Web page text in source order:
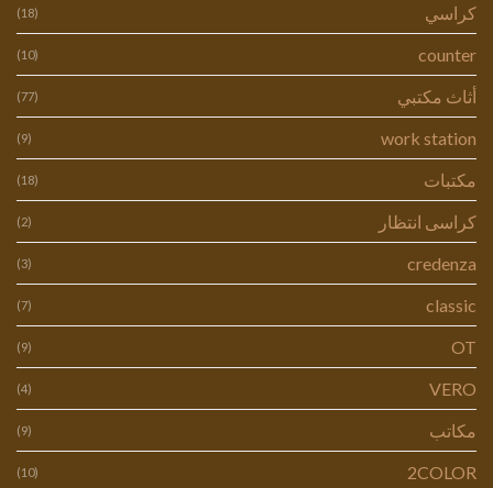
كراسي (18)
counter
(10)
أثاث مكتبي (77)
work station
(9)
مكتبات (18)
كراسى انتظار (2)
credenza
(3)
classic
(7)
OT
(9)
VERO
(4)
مكاتب (9)
2COLOR
(10)